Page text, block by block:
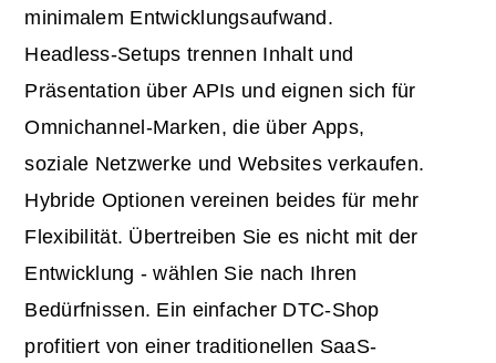
minimalem Entwicklungsaufwand.
Headless-Setups trennen Inhalt und
Präsentation über APIs und eignen sich für
Omnichannel-Marken, die über Apps,
soziale Netzwerke und Websites verkaufen.
Hybride Optionen vereinen beides für mehr
Flexibilität. Übertreiben Sie es nicht mit der
Entwicklung - wählen Sie nach Ihren
Bedürfnissen. Ein einfacher DTC-Shop
profitiert von einer traditionellen SaaS-